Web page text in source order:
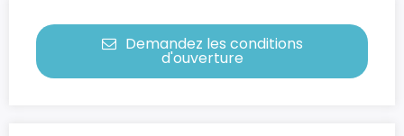
Demandez les conditions
d'ouverture